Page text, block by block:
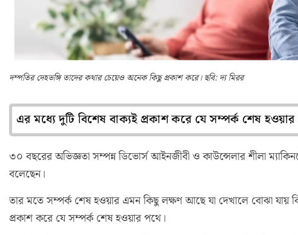
দম্পতির দেহভঙ্গি তাদের কথার চেয়েও অনেক কিছু প্রকাশ করে। ছবি: দ্য মিরর
এর মধ্যে দুটি বিশেষ বাক্যই প্রকাশ করে যে সম্পর্ক শেষ
৩০ বছরের অভিজ্ঞতা সম্পন্ন ডিভোর্স আইনজীবী ও কাউন্সেলার শীলা
বলেছেন।
তার মতে সম্পর্ক শেষ হওয়ার এমন কিছু লক্ষণ আছে যা দেখালে বোঝা যায়
প্রকাশ করে যে সম্পর্ক শেষ হওয়ার পথে।